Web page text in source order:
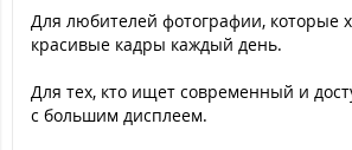
Для любителей фотографии, которые
красивые кадры каждый день.
Для тех, кто ищет современный и
с большим дисплеем.